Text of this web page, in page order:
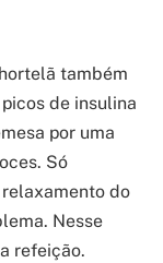
também
de insulina
por uma
Só
do
Nesse
refeição.